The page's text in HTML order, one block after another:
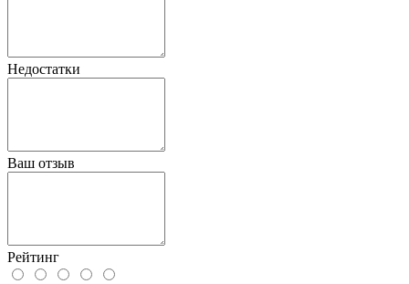
Недостатки
Ваш отзыв
Рейтинг